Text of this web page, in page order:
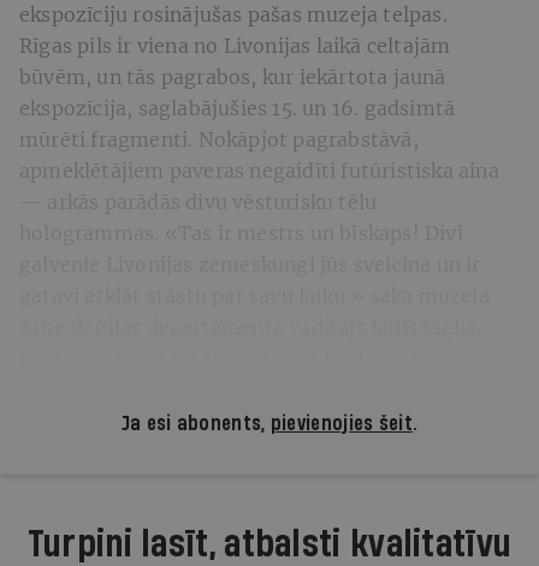
ekspozīciju rosinājušas pašas muzeja telpas.
Rīgas pils ir viena no Livonijas laikā celtajām
būvēm, un tās pagrabos, kur iekārtota jaunā
ekspozīcija, saglabājušies 15. un 16. gadsimtā
mūrēti fragmenti. Nokāpjot pagrabstāvā,
apmeklētājiem paveras negaidīti futūristiska aina
— arkās parādās divu vēsturisku tēlu
hologrammas. «Tas ir mestrs un bīskaps! Divi
Ja esi abonents, pievienojies šeit.
Turpini lasīt, atbalsti kvalitatīvu